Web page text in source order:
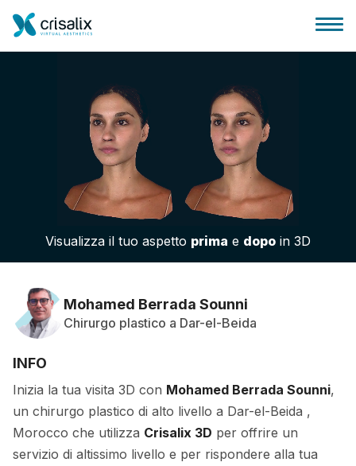
Accesso chirurghi
Piattaforma Business 3D
Piani
Recensioni dei pazienti
Visualizza il tuo aspetto prima e dopo in 3D
Mohamed Berrada Sounni
Chirurgo plastico a Dar-el-Beida
INFO
Inizia la tua visita 3D con Mohamed Berrada Sounni,
un chirurgo plastico di alto livello a Dar-el-Beida ,
Morocco che utilizza Crisalix 3D per offrire un
servizio di altissimo livello e per rispondere alla tua